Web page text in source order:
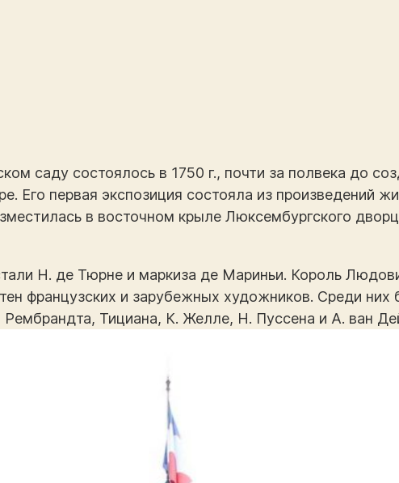
саду состоялось в 1750 г., почти за полвека до
Его первая экспозиция состояла из произведений
в восточном крыле Люксембургского
Н. де Тюрне и маркиза де Мариньи. Король
французских и зарубежных художников. Среди них
Тициана, К. Желле, Н. Пуссена и А. ван